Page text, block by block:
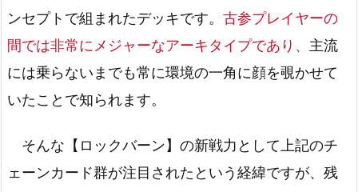
ンセプトで組まれたデッキです。 古参プレイヤーの
間では非常にメジャーなアーキタイプであり、 主流
には乗らないまでも常に環境の一角に顔を覗かせて
いたことで知られます。
そんな【ロックバーン】の新戦力として上記のチ
ェーンカード群が注目されたという経緯ですが、残